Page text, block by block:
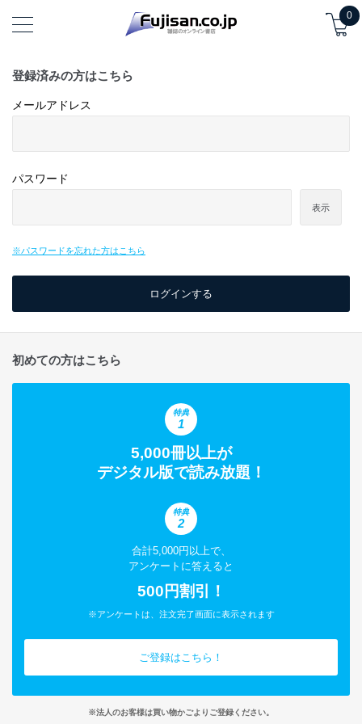
0
登録済みの方はこちら
メールアドレス
パスワード
表示
※パスワードを忘れた方はこちら
初めての方はこちら
特典
1
5,000冊以上が
デジタル版で読み放題！
特典
2
合計5,000円以上で、
アンケートに答えると
500円割引！
※アンケートは、注文完了画面に表示されます
ご登録はこちら！
※法人のお客様は買い物かごよりご登録ください。